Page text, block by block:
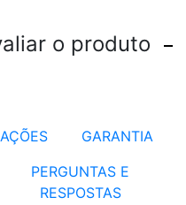
o produto
GARANTIA
PERGUNTAS E
RESPOSTAS